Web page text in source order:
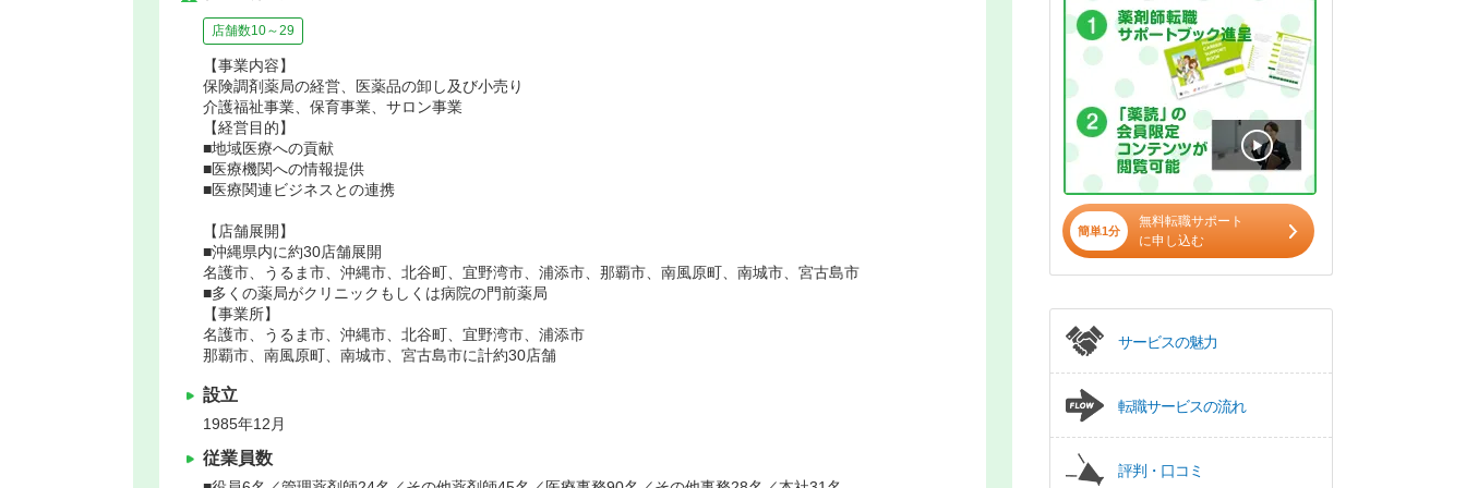
店舗数10～29
【事業内容】
保険調剤薬局の経営、医薬品の卸し及び小売り
介護福祉事業、保育事業、サロン事業
【経営目的】
■地域医療への貢献
■医療機関への情報提供
■医療関連ビジネスとの連携
【店舗展開】
■沖縄県内に約30店舗展開
名護市、うるま市、沖縄市、北谷町、宜野湾市、浦添市、那覇市、南風原町、南城市、宮古島市
■多くの薬局がクリニックもしくは病院の門前薬局
【事業所】
名護市、うるま市、沖縄市、北谷町、宜野湾市、浦添市
那覇市、南風原町、南城市、宮古島市に計約30店舗
設立
1985年12月
従業員数
簡単1分
無料転職サポート
に申し込む
サービスの魅力
転職サービスの流れ
評判・口コミ